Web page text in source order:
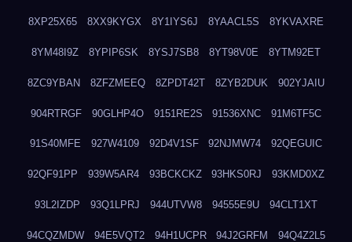
8XP25X65 8XX9KYGX 8Y1IYS6J 8YAACL5S 8YKVAXRE
8YM48I9Z 8YPIP6SK 8YSJ7SB8 8YT98V0E 8YTM92ET
8ZC9YBAN 8ZFZMEEQ 8ZPDT42T 8ZYB2DUK 902YJAIU
904RTRGF 90GLHP4O 9151RE2S 91536XNC 91M6TF5C
91S40MFE 927W4109 92D4V1SF 92NJMW74 92QEGUIC
92QF91PP 939W5AR4 93BCKCKZ 93HKS0RJ 93KMD0XZ
93L2IZDP 93Q1LPRJ 944UTVW8 94555E9U 94CLT1XT
94CQZMDW 94E5VQT2 94H1UCPR 94J2GRFM 94Q4Z2L5